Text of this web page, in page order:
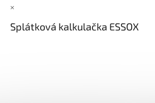
×
Splátková kalkulačka ESSOX